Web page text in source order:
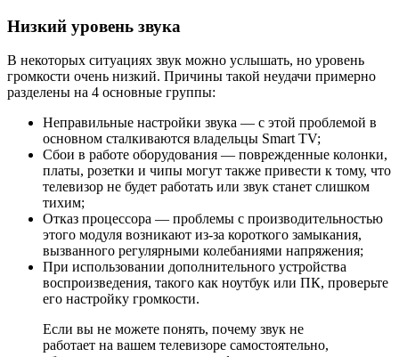
Низкий уровень звука
В некоторых ситуациях звук можно услышать, но уровень
громкости очень низкий. Причины такой неудачи примерно
разделены на 4 основные группы:
Неправильные настройки звука — с этой проблемой в
основном сталкиваются владельцы Smart TV;
Сбои в работе оборудования — поврежденные колонки,
платы, розетки и чипы могут также привести к тому, что
телевизор не будет работать или звук станет слишком
тихим;
Отказ процессора — проблемы с производительностью
этого модуля возникают из-за короткого замыкания,
вызванного регулярными колебаниями напряжения;
При использовании дополнительного устройства
воспроизведения, такого как ноутбук или ПК, проверьте
его настройку громкости.
Если вы не можете понять, почему звук не
работает на вашем телевизоре самостоятельно,